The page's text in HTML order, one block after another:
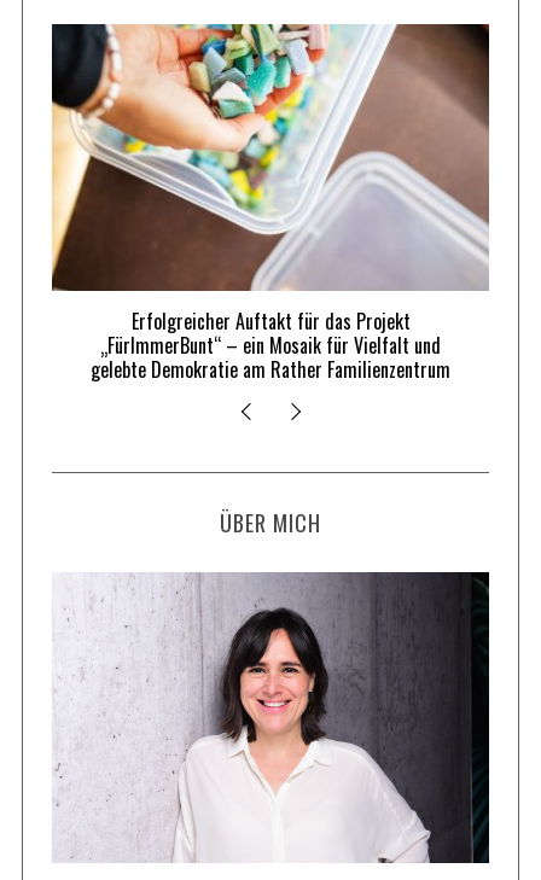
Erfolgreicher Auftakt für das Projekt
„FürImmerBunt“ – ein Mosaik für Vielfalt und
gelebte Demokratie am Rather Familienzentrum
ÜBER MICH